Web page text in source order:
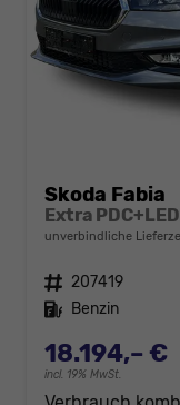
Skoda Fabia
Extra
unverbindliche
Fahrzeugnr. 207419
Kraftstoff Benzin
18.194,– €
incl. 19% MwSt.